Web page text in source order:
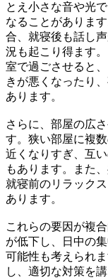
とえ小さな音や光
なることがありま
合、就寝後も話し
況も起こり得ます
室で過ごさせると
きが悪くなったり
あります。
さらに、部屋の広
す。狭い部屋に複
近くなりすぎ、互
もあります。また
就寝前のリラック
あります。
これらの要因が複
が低下し、日中の
可能性も考えられ
し、適切な対策を